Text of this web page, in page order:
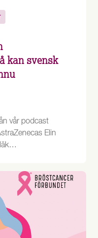
kan svensk
vår podcast
Elin